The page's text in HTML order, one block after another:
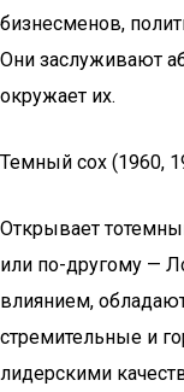
бизнесменов,
Они заслуживают
окружает их.
Темный сох (1960,
Открывает
или по-другому —
влиянием,
стремительные и
лидерскими